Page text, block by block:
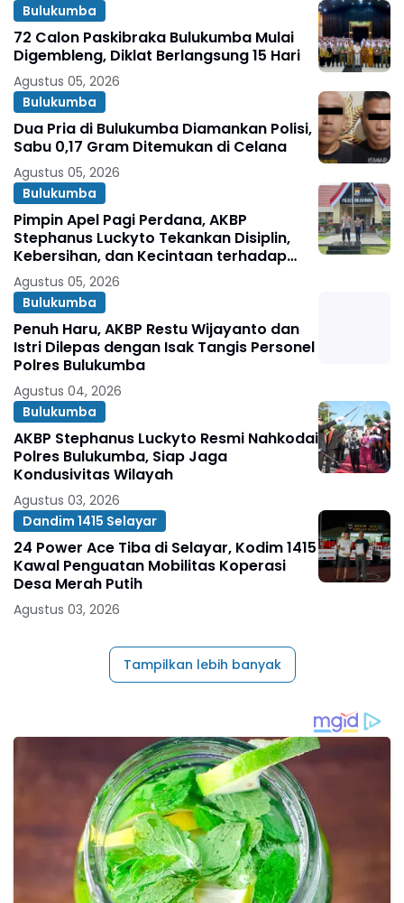
Bulukumba
72 Calon Paskibraka Bulukumba Mulai
Digembleng, Diklat Berlangsung 15 Hari
Agustus 05, 2026
Bulukumba
Dua Pria di Bulukumba Diamankan Polisi,
Sabu 0,17 Gram Ditemukan di Celana
Agustus 05, 2026
Bulukumba
Pimpin Apel Pagi Perdana, AKBP
Stephanus Luckyto Tekankan Disiplin,
Kebersihan, dan Kecintaan terhadap
Organisasi
Agustus 05, 2026
Bulukumba
Penuh Haru, AKBP Restu Wijayanto dan
Istri Dilepas dengan Isak Tangis Personel
Polres Bulukumba
Agustus 04, 2026
Bulukumba
AKBP Stephanus Luckyto Resmi Nahkodai
Polres Bulukumba, Siap Jaga
Kondusivitas Wilayah
Agustus 03, 2026
Dandim 1415 Selayar
24 Power Ace Tiba di Selayar, Kodim 1415
Kawal Penguatan Mobilitas Koperasi
Desa Merah Putih
Agustus 03, 2026
Tampilkan lebih banyak